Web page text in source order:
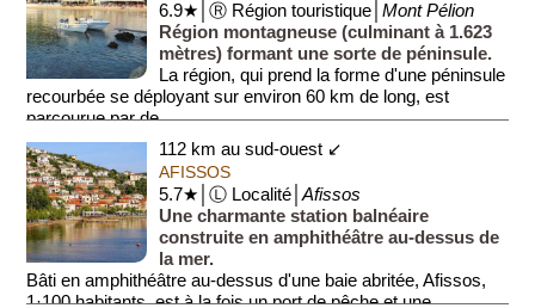
6.9★│Ⓡ Région touristique│Mont Pélion
Région montagneuse (culminant à 1.623
mètres) formant une sorte de péninsule.
La région, qui prend la forme d'une péninsule
recourbée se déployant sur environ 60 km de long, est
parcourue par de...
112 km au sud-ouest ↙
AFISSOS
5.7★│Ⓛ Localité│Afissos
Une charmante station balnéaire
construite en amphithéâtre au-dessus de
la mer.
Bâti en amphithéâtre au-dessus d'une baie abritée, Afissos,
1·100 habitants, est à la fois un port de pêche et une ...